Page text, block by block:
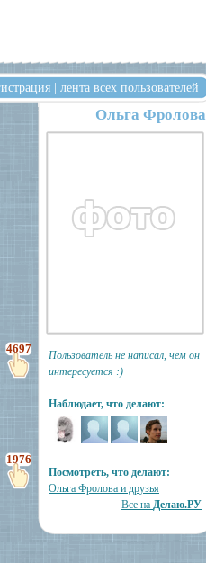
| лента всех пользователей
4697
1976
Ольга Фролова
Пользователь не написал, чем он
интересуется :)
Наблюдает, что делают:
Посмотреть, что делают:
Ольга Фролова и друзья
Все на Делаю.РУ